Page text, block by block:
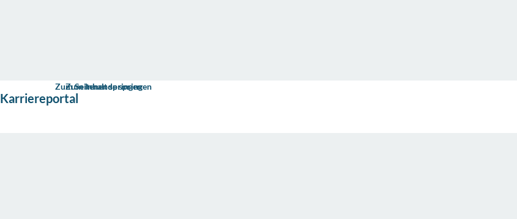
Zum Inhalt springen
Zum Seitenende springen
Karriereportal